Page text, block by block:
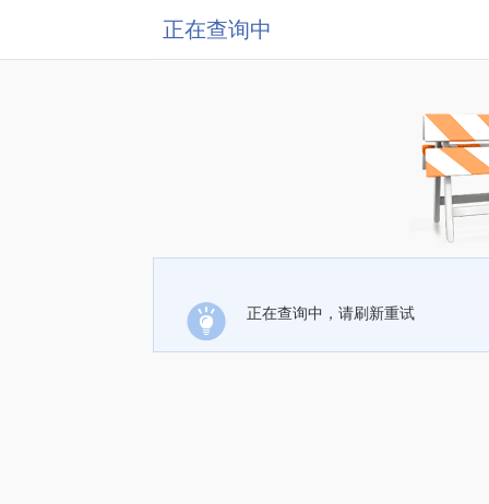
正在查询中
正在查询中，请刷新重试